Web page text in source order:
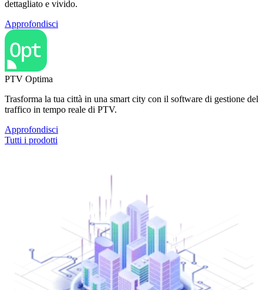
dettagliato e vivido.
Approfondisci
PTV Optima
Trasforma la tua città in una smart city con il software di gestione del
traffico in tempo reale di PTV.
Approfondisci
Tutti i prodotti